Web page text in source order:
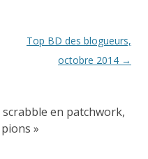
Top BD des blogueurs,
octobre 2014 →
scrabble en patchwork,
»